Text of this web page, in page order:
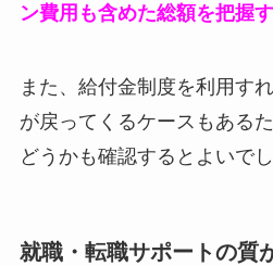
ン費用も含めた総額を把握
また、給付金制度を利用す
が戻ってくるケースもある
どうかも確認するとよいでし
就職・転職サポートの質